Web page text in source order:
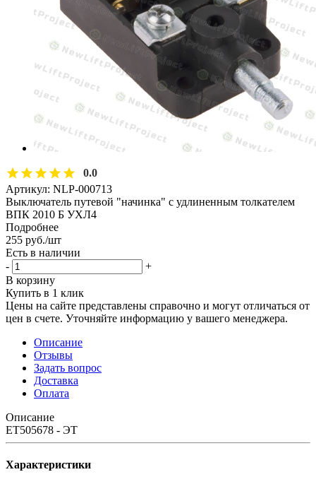
0.0
Артикул: NLP-000713
Выключатель путевой "начинка" с удлиненным толкателем
ВПК 2010 Б УХЛ4
Подробнее
255 руб./шт
Есть в наличии
-
+
В корзину
Купить в 1 клик
Цены на сайте представлены справочно и могут отличаться от
цен в счете. Уточняйте информацию у вашего менеджера.
Описание
Отзывы
Задать вопрос
Доставка
Оплата
Описание
ET505678 - ЭТ
Характеристики